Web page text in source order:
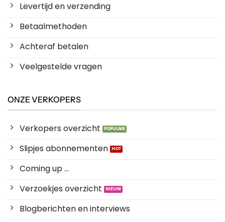
Levertijd en verzending
Betaalmethoden
Achteraf betalen
Veelgestelde vragen
ONZE VERKOPERS
Verkopers overzicht
Slipjes abonnementen
Coming up ...
Verzoekjes overzicht
Blogberichten en interviews